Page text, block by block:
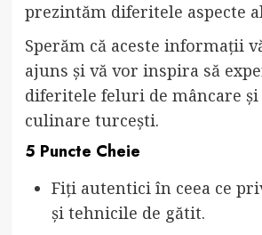
prezintăm diferitele aspecte
Sperăm că aceste informații
ajuns și vă vor inspira să
diferitele feluri de mâncare
culinare turcești.
5 Puncte Cheie
Fiți autentici în ceea ce
și tehnicile de gătit.